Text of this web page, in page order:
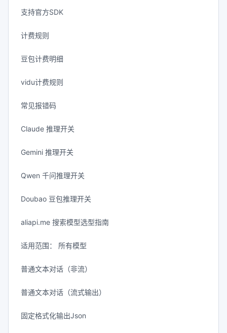
支持官方SDK
计费规则
豆包计费明细
vidu计费规则
常见报错码
Claude 推理开关
Gemini 推理开关
Qwen 千问推理开关
Doubao 豆包推理开关
aliapi.me 搜索模型选型指南
适用范围： 所有模型
普通文本对话（非流）
普通文本对话（流式输出）
固定格式化输出Json